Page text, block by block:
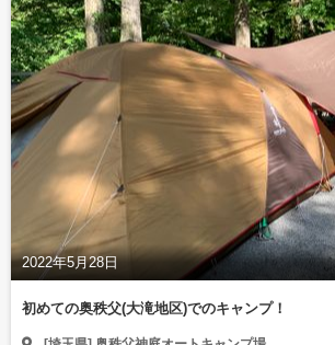
2022年5月28日
初めての奥秩父(大滝地区)でのキャンプ！